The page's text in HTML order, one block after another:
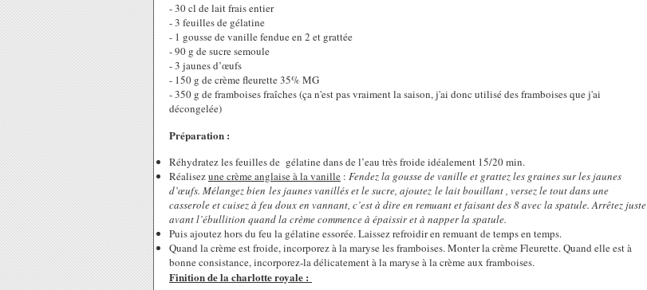
- 30 cl de lait frais entier
- 3 feuilles de gélatine
- 1 gousse de vanille fendue en 2 et grattée
- 90 g de sucre semoule
- 3 jaunes d’œufs
- 150 g de crème fleurette 35% MG
- 350 g de framboises fraîches (ça n'est pas vraiment la saison, j'ai donc utilisé des framboises que j'ai
décongelée)
Préparation :
Réhydratez les feuilles de gélatine dans de l’eau très froide idéalement 15/20 min.
Réalisezune crème anglaise à la vanille : Fendez la gousse de vanille et grattez les graines sur les jaunes
d’œufs. Mélangez bien les jaunes vanillés et le sucre, ajoutez le lait bouillant , versez le tout dans une
casserole et cuisez à feu doux en vannant, c’est à dire en remuant et faisant des 8 avec la spatule. Arrêtez juste
avant l’ébullition quand la crème commence à épaissir et à napper la spatule.
Puis ajoutez hors du feu la gélatine essorée. Laissez refroidir en remuant de temps en temps.
Quand la crème est froide, incorporez à la maryse les framboises. Monter la crème Fleurette. Quand elle est à
bonne consistance, incorporez-la délicatement à la maryse à la crème aux framboises.
Finition de la charlotte royale :